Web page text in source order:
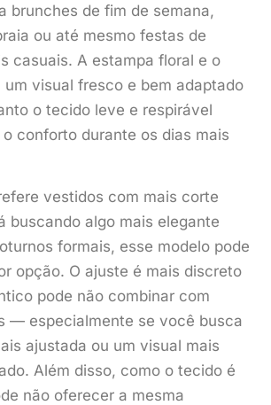
brunches de fim de semana,
ou até mesmo festas de
casuais. A estampa floral e o
visual fresco e bem adaptado
o tecido leve e respirável
conforto durante os dias mais
vestidos com mais corte
buscando algo mais elegante
formais, esse modelo pode
opção. O ajuste é mais discreto
pode não combinar com
— especialmente se você busca
ajustada ou um visual mais
Além disso, como o tecido é
não oferecer a mesma